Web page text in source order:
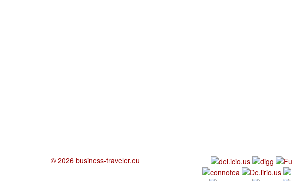
© 2026 business-traveler.eu